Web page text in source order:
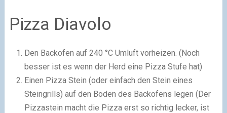
Pizza Diavolo
Den Backofen auf 240 °C Umluft vorheizen. (Noch
besser ist es wenn der Herd eine Pizza Stufe hat)
Einen Pizza Stein (oder einfach den Stein eines
Steingrills) auf den Boden des Backofens legen (Der
Pizzastein macht die Pizza erst so richtig lecker, ist